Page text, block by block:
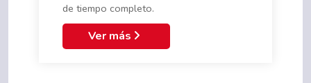
de tiempo completo.
Ver más